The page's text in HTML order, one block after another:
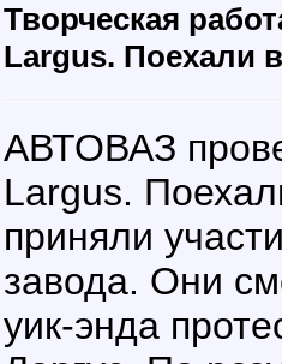
Творческая
Largus. Поехали
АВТОВАЗ
Largus.
приняли
завода. Они
уик-энда